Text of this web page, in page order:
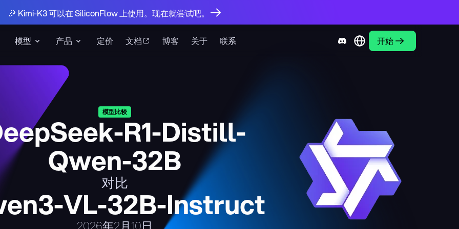
模型 产品 定价 文档 博客 关于 联系 开始
🎉 Kimi-K3 可以在 SiliconFlow 上使用。现在就尝试吧。
模型比较
R1-Distill-
Qwen-32B
对比
VL-32B-Instruct
2026年2月10日